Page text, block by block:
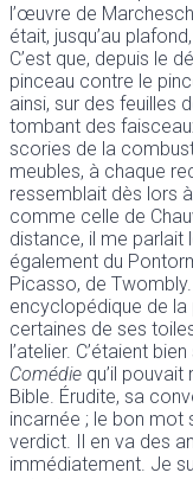
l’œuvre de
était, jusqu’au
C’est que, depuis le
pinceau contre le
ainsi, sur des feuilles
tombant des
scories de la
meubles, à chaque
ressemblait dès lors
comme celle de
distance, il me
également du
Picasso, de
encyclopédique de la
certaines de ses
l’atelier. C’étaient
Comédie qu’il
Bible. Érudite, sa
incarnée ; le bon mot
verdict. Il en va des
immédiatement. Je